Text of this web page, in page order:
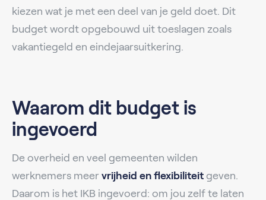
kiezen wat je met een deel van je geld doet. Dit
budget wordt opgebouwd uit toeslagen zoals
vakantiegeld en eindejaarsuitkering.
Waarom dit budget is
ingevoerd
De overheid en veel gemeenten wilden
werknemers meer vrijheid en flexibiliteit geven.
Daarom is het IKB ingevoerd: om jou zelf te laten